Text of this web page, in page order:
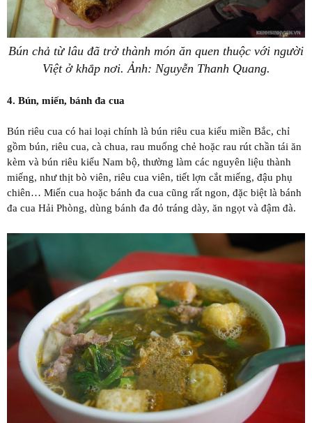
Bún chả từ lâu đã trở thành món ăn quen thuộc với người
Việt ở khắp nơi. Ảnh: Nguyễn Thanh Quang.
4. Bún, miến, bánh đa cua
Bún riêu cua có hai loại chính là bún riêu cua kiểu miền Bắc, chỉ
gồm bún, riêu cua, cà chua, rau muống chẻ hoặc rau rút chần tái ăn
kèm và bún riêu kiểu Nam bộ, thường làm các nguyên liệu thành
miếng, như thịt bò viên, riêu cua viên, tiết lợn cắt miếng, đậu phụ
chiên… Miến cua hoặc bánh đa cua cũng rất ngon, đặc biệt là bánh
đa cua Hải Phòng, dùng bánh đa đỏ tráng dày, ăn ngọt và đậm đà.